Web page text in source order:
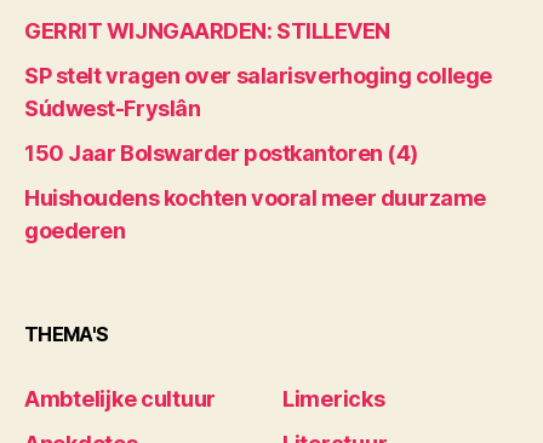
GERRIT WIJNGAARDEN: STILLEVEN
SP stelt vragen over salarisverhoging college
Súdwest-Fryslân
150 Jaar Bolswarder postkantoren (4)
Huishoudens kochten vooral meer duurzame
goederen
THEMA'S
Ambtelijke cultuur
Limericks